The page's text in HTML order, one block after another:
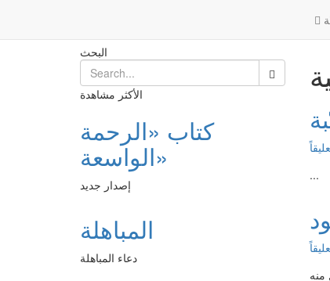
...
منه
البحث
الأكثر مشاهدة
كتاب «الرحمة
الواسعة»
إصدار جديد
المباهلة
دعاء المباهلة